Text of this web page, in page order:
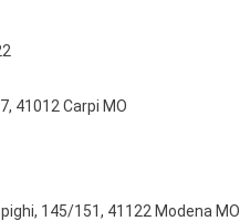
41012 Carpi MO
145/151, 41122 Modena MO